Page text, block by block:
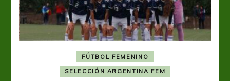
FÚTBOL FEMENINO
SELECCIÓN ARGENTINA FEM